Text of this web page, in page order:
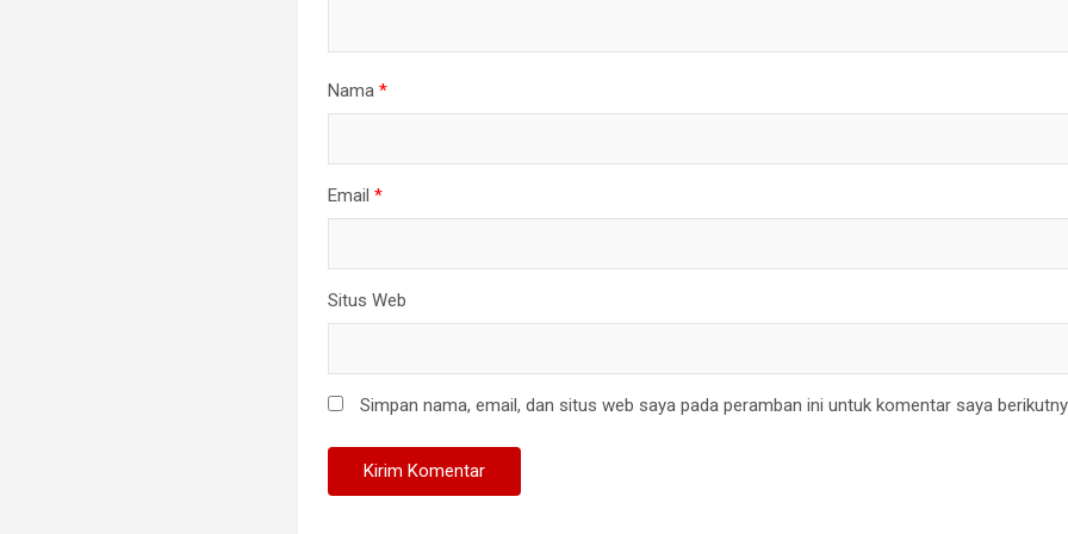
Nama*
Email*
Situs Web
Simpan nama, email, dan situs web saya pada peramban ini untuk komentar saya